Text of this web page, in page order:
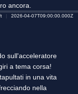
ancora.
2026-04-07T09:00:00.000Z
sull'acceleratore
a tema corsa!
in una vita
nella